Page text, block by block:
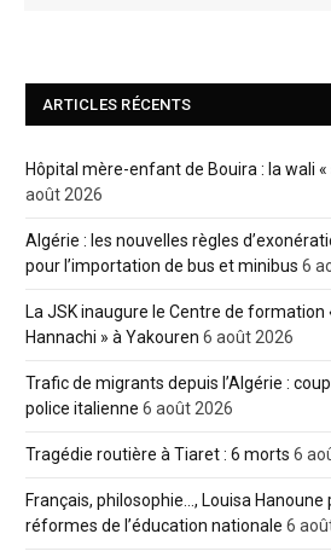
ARTICLES RÉCENTS
Hôpital mère-enfant de Bouira : la wali
août 2026
Algérie : les nouvelles règles
pour l’importation de bus et minibus 6
La JSK inaugure le Centre de formation
Hannachi » à Yakouren 6 août 2026
Trafic de migrants depuis l’Algérie :
police italienne 6 août 2026
Tragédie routière à Tiaret : 6 morts 6
Français, philosophie…, Louisa Hanoune
réformes de l’éducation nationale 6